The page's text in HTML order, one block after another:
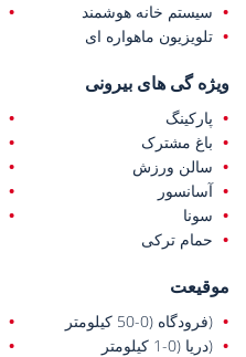
سیستم خانه هوشمند
تلویزیون ماهواره ای
ویژه گی های بیرونی
پارکینگ
باغ مشترک
سالن ورزش
آسانسور
سونا
حمام ترکی
موقیعت
(فرودگاه (0-50 کیلومتر
(دریا (0-1 کیلومتر